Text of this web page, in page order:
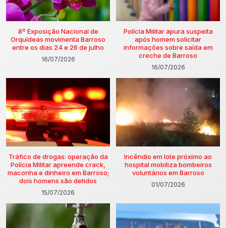
8º Exposição Nacional de
Orquídeas movimenta Barroso
entre os dias 24 e 26 de julho
16/07/2026
Polícia Militar apura suspeita
após homem solicitar
informações sobre saída em
creche de Barroso
16/07/2026
Tráfico de drogas: operação da
Polícia Militar apreende crack,
maconha e dinheiro em Barroso;
dois homens são detidos
15/07/2026
Incêndio em lote próximo ao
hospital mobiliza bombeiros
voluntários em Barroso
01/07/2026